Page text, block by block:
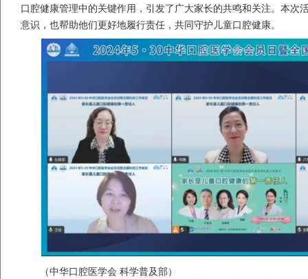
口腔健康管理中的关键作用，引发了广大家长的共鸣和关注。本次
意识，也帮助他们更好地履行责任，共同守护儿童口腔健康。
（中华口腔医学会 科学普及部）